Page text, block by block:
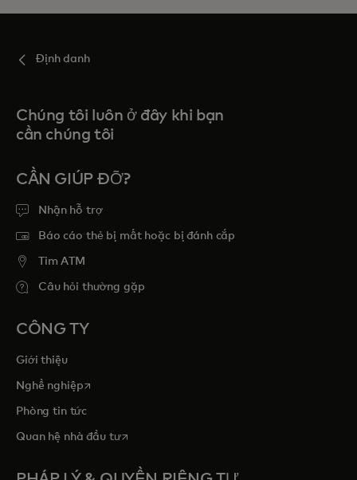
Định danh
Chúng tôi luôn ở đây khi bạn
cần chúng tôi
CẦN GIÚP ĐỠ?
Nhận hỗ trợ
Báo cáo thẻ bị mất hoặc bị đánh cắp
Tim ATM
Câu hỏi thường gặp
CÔNG TY
Giới thiệu
Nghề nghiệpopens in a new tab
Phòng tin tức
Quan hệ nhà đầu tưopens in a new tab